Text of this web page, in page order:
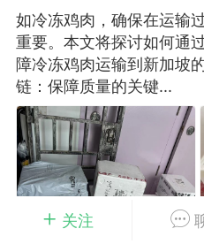
洛杉矶热点 娱乐八卦
民宿短租 房屋买卖
关注
如冷冻鸡肉，确保在运输
重要。本文将探讨如何通
障冷冻鸡肉运输到新加坡
链：保障质量的关键...